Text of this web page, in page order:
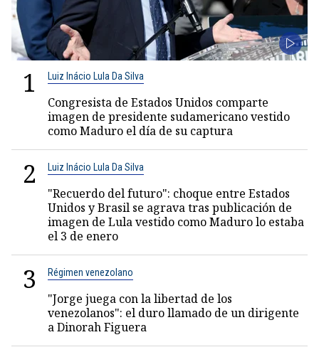
1 Luiz Inácio Lula Da Silva
Congresista de Estados Unidos comparte
imagen de presidente sudamericano vestido
como Maduro el día de su captura
2 Luiz Inácio Lula Da Silva
"Recuerdo del futuro": choque entre Estados
Unidos y Brasil se agrava tras publicación de
imagen de Lula vestido como Maduro lo estaba
el 3 de enero
3 Régimen venezolano
"Jorge juega con la libertad de los
venezolanos": el duro llamado de un dirigente
a Dinorah Figuera